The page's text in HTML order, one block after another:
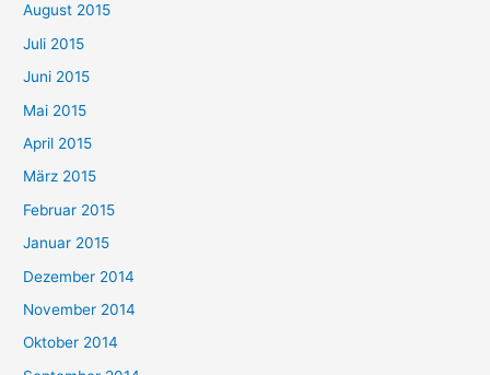
August 2015
Juli 2015
Juni 2015
Mai 2015
April 2015
März 2015
Februar 2015
Januar 2015
Dezember 2014
November 2014
Oktober 2014